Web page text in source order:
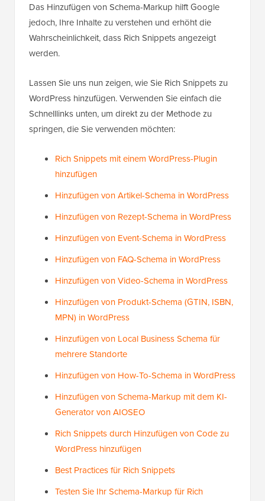
Das Hinzufügen von Schema-Markup hilft Google
jedoch, Ihre Inhalte zu verstehen und erhöht die
Wahrscheinlichkeit, dass Rich Snippets angezeigt
werden.
Lassen Sie uns nun zeigen, wie Sie Rich Snippets zu
WordPress hinzufügen. Verwenden Sie einfach die
Schnelllinks unten, um direkt zu der Methode zu
springen, die Sie verwenden möchten:
Rich Snippets mit einem WordPress-Plugin
hinzufügen
Hinzufügen von Artikel-Schema in WordPress
Hinzufügen von Rezept-Schema in WordPress
Hinzufügen von Event-Schema in WordPress
Hinzufügen von FAQ-Schema in WordPress
Hinzufügen von Video-Schema in WordPress
Hinzufügen von Produkt-Schema (GTIN, ISBN,
MPN) in WordPress
Hinzufügen von Local Business Schema für
mehrere Standorte
Hinzufügen von How-To-Schema in WordPress
Hinzufügen von Schema-Markup mit dem KI-
Generator von AIOSEO
Rich Snippets durch Hinzufügen von Code zu
WordPress hinzufügen
Best Practices für Rich Snippets
Testen Sie Ihr Schema-Markup für Rich